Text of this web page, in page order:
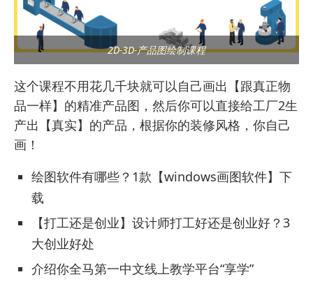
2D-3D-产品图绘制课程
这个课程不用花几千块就可以自己画出【跟真正物
品一样】的精准产品图，然后你可以直接给工厂2生
产出【真实】的产品，根据你的装修风格，你自己
画！
绘图软件有哪些？1款【windows画图软件】下
载
【打工还是创业】设计师打工好还是创业好？3
大创业好处
介绍你全马第一中文线上教学平台“享学”